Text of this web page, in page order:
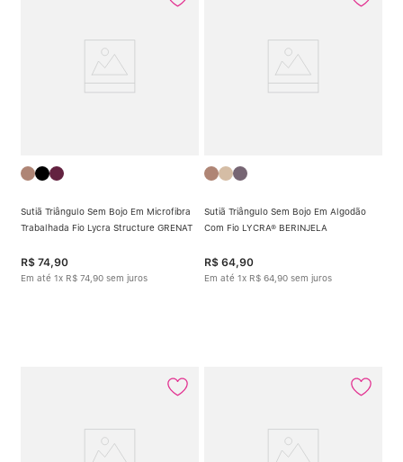
Sutiã Triângulo Sem Bojo Em Microfibra
Trabalhada Fio Lycra Structure GRENAT
R$ 74,90
Em até 1x R$ 74 90 sem juros
Sutiã Triângulo Sem Bojo Em Algodão
Com Fio LYCRA® BERINJELA
R$ 64,90
Em até 1x R$ 64 90 sem juros